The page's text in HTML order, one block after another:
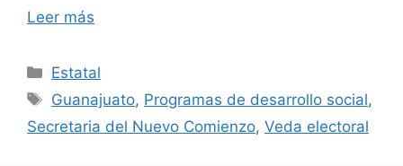
Leer más
Categorías
Estatal
Etiquetas
Guanajuato, Programas de desarrollo social,
Secretaria del Nuevo Comienzo, Veda electoral